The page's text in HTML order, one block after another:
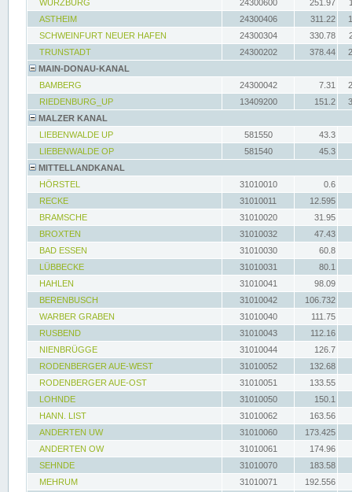
WÜRZBURG 24300600 251.97
ASTHEIM
24300406 311.22
SCHWEINFURT NEUER HAFEN
24300304 330.78
TRUNSTADT
24300202 378.44
MAIN-DONAU-KANAL
BAMBERG
24300042 7.31
RIEDENBURG_UP
13409200 151.2
MALZER KANAL
LIEBENWALDE UP
581550
43.3
LIEBENWALDE OP
581540
45.3
MITTELLANDKANAL
HÖRSTEL
31010010
0.6
RECKE
31010011
12.595
BRAMSCHE
31010020
31.95
BROXTEN
31010032
47.43
BAD ESSEN
31010030
60.8
LÜBBECKE
31010031
80.1
HAHLEN
31010041
98.09
BERENBUSCH
31010042
106.732
WARBER GRABEN
31010040
111.75
RUSBEND
31010043
112.16
NIENBRÜGGE
31010044
126.7
RODENBERGER AUE-WEST
31010052
132.68
RODENBERGER AUE-OST
31010051
133.55
LOHNDE
31010050
150.1
HANN. LIST
31010062
163.56
ANDERTEN UW
31010060
173.425
ANDERTEN OW
31010061
174.96
SEHNDE
31010070
183.58
MEHRUM
31010071
192.556